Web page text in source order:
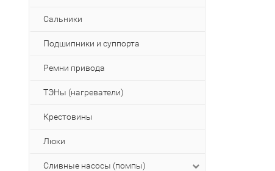
Сальники
Подшипники и суппорта
Ремни привода
ТЭНы (нагреватели)
Крестовины
Люки
Сливные насосы (помпы)